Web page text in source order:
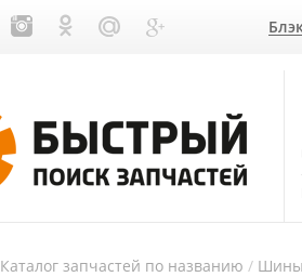
Каталог запчастей по названию